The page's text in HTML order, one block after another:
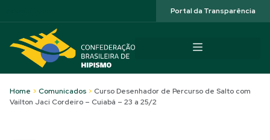
Portal da Transparência
Home > Comunicados > Curso Desenhador de Percurso de Salto com
Vailton Jaci Cordeiro – Cuiabá – 23 a 25/2